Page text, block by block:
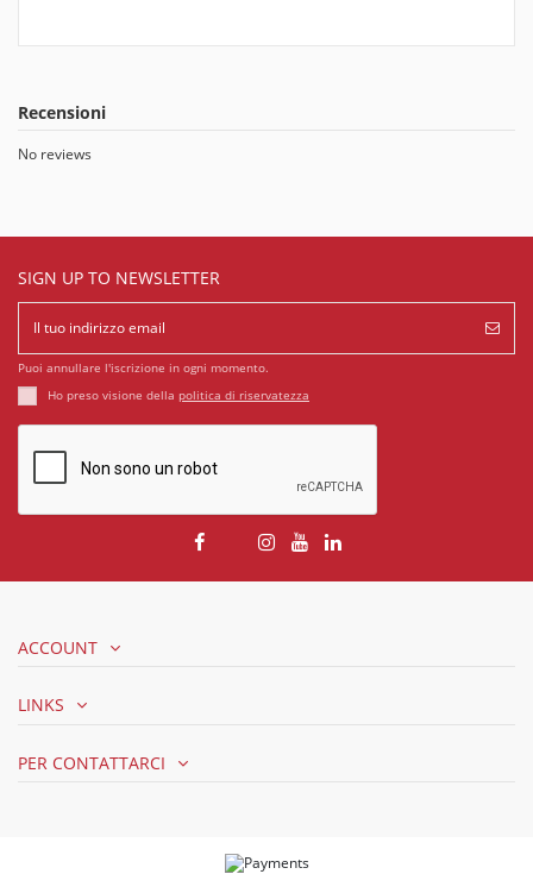
Recensioni
No reviews
SIGN UP TO NEWSLETTER
Puoi annullare l'iscrizione in ogni momento.
Ho preso visione della politica di riservatezza
ACCOUNT
LINKS
PER CONTATTARCI